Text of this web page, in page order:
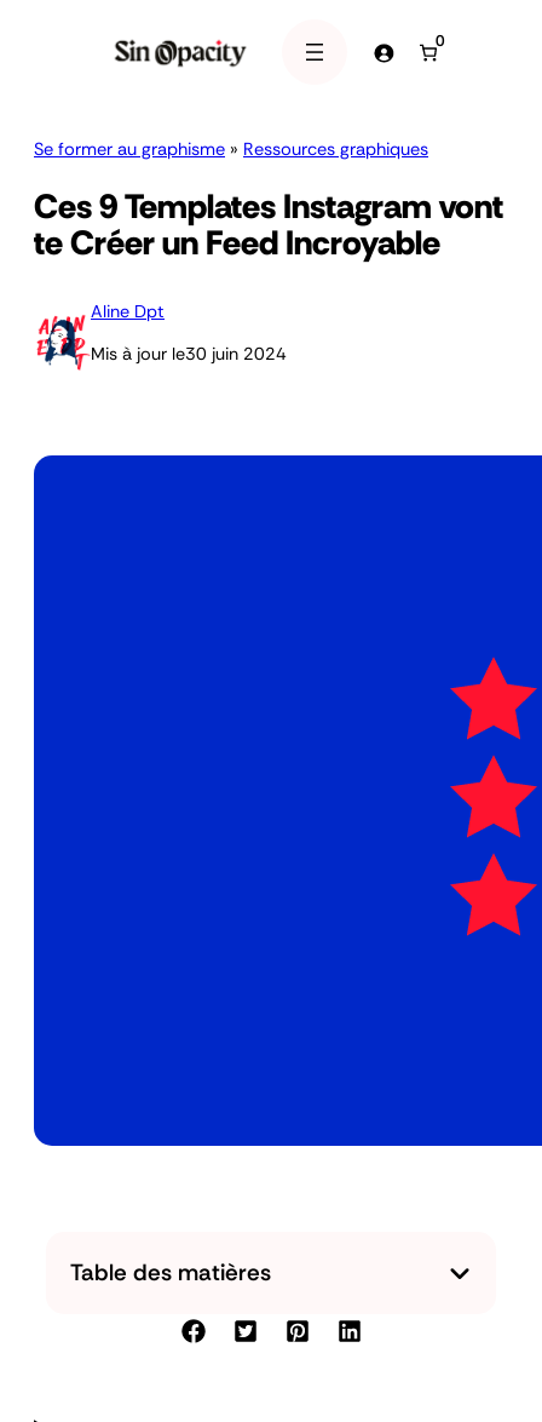
0
Se former au graphisme » Ressources graphiques
Ces 9 Templates Instagram vont
te Créer un Feed Incroyable
Aline Dpt
Mis à jour le30 juin 2024
Table des matières